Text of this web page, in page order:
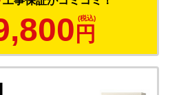
円